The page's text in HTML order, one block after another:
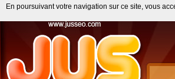
En poursuivant votre navigation sur ce site, vous